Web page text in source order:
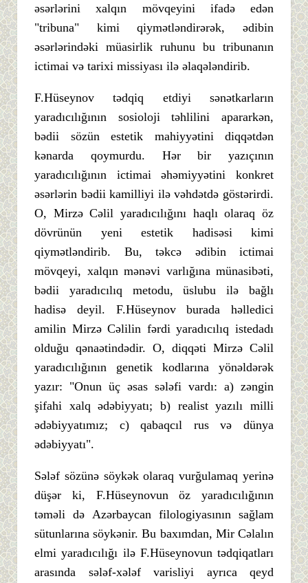
əsərlərini xalqın mövqeyini ifadə edən
"tribuna" kimi qiymətləndirərək, ədibin
əsərlərindəki müasirlik ruhunu bu tribunanın
ictimai və tarixi missiyası ilə əlaqələndirib.
F.Hüseynov tədqiq etdiyi sənətkarların
yaradıcılığının sosioloji təhlilini apararkən,
bədii sözün estetik mahiyyətini diqqətdən
kənarda qoymurdu. Hər bir yazıçının
yaradıcılığının ictimai əhəmiyyətini konkret
əsərlərin bədii kamilliyi ilə vəhdətdə göstərirdi.
O, Mirzə Cəlil yaradıcılığını haqlı olaraq öz
dövrünün yeni estetik hadisəsi kimi
qiymətləndirib. Bu, təkcə ədibin ictimai
mövqeyi, xalqın mənəvi varlığına münasibəti,
bədii yaradıcılıq metodu, üslubu ilə bağlı
hadisə deyil. F.Hüseynov burada həlledici
amilin Mirzə Cəlilin fərdi yaradıcılıq istedadı
olduğu qənaətindədir. O, diqqəti Mirzə Cəlil
yaradıcılığının genetik kodlarına yönəldərək
yazır: "Onun üç əsas sələfi vardı: a) zəngin
şifahi xalq ədəbiyyatı; b) realist yazılı milli
ədəbiyyatımız; c) qabaqcıl rus və dünya
ədəbiyyatı".
Sələf sözünə söykək olaraq vurğulamaq yerinə
düşər ki, F.Hüseynovun öz yaradıcılığının
təməli də Azərbaycan filologiyasının sağlam
sütunlarına söykənir. Bu baxımdan, Mir Cəlalın
elmi yaradıcılığı ilə F.Hüseynovun tədqiqatları
arasında sələf-xələf varisliyi ayrıca qeyd